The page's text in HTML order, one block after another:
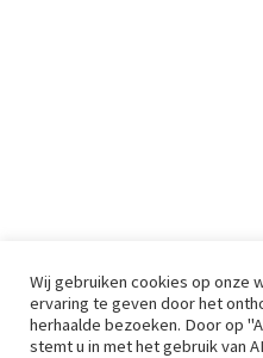
Wij gebruiken cookies op onze
ervaring te geven door het
herhaalde bezoeken. Door op
stemt u in met het gebruik van